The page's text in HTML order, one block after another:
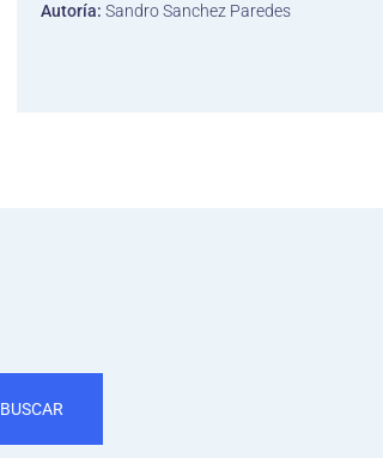
Autoría: Sandro Sanchez Paredes
BUSCAR